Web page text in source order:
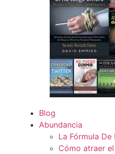
Blog
Abundancia
La Fórmula De
Cómo atraer